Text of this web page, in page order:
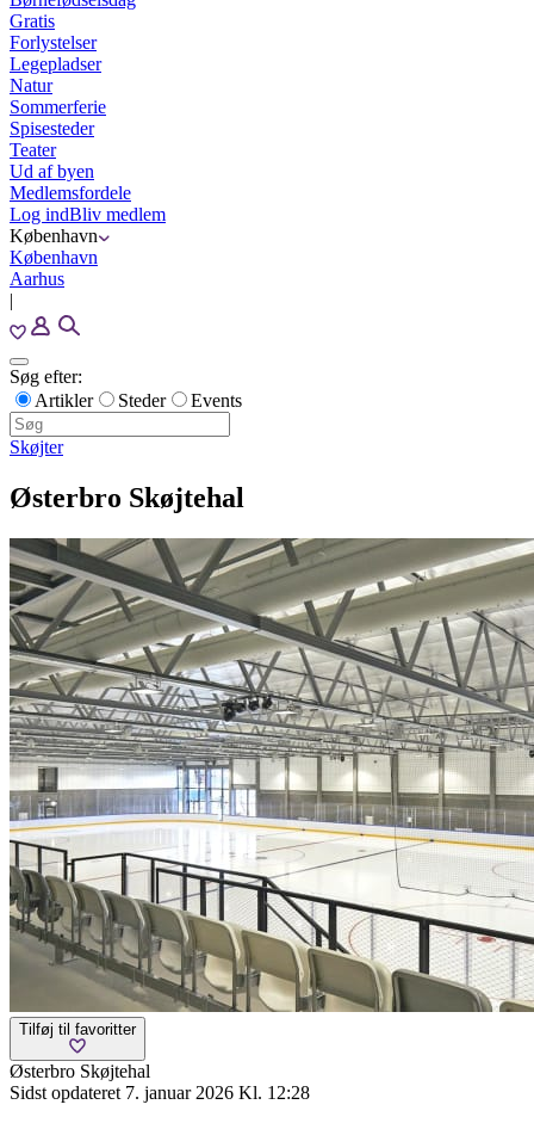
Gratis
Forlystelser
Legepladser
Natur
Sommerferie
Spisesteder
Teater
Ud af byen
Medlemsfordele
Log indBliv medlem
København
København
Aarhus
|
Søg efter:
Artikler
Steder Events
Skøjter
Østerbro Skøjtehal
Tilføj til favoritter
Østerbro Skøjtehal
Sidst opdateret 7. januar 2026 Kl. 12:28